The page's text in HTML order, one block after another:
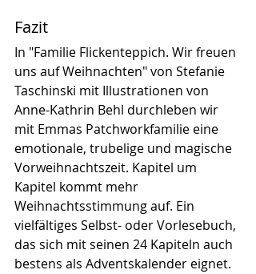
Fazit
In "Familie Flickenteppich. Wir freuen
uns auf Weihnachten" von Stefanie
Taschinski mit Illustrationen von
Anne-Kathrin Behl durchleben wir
mit Emmas Patchworkfamilie eine
emotionale, trubelige und magische
Vorweihnachtszeit. Kapitel um
Kapitel kommt mehr
Weihnachtsstimmung auf. Ein
vielfältiges Selbst- oder Vorlesebuch,
das sich mit seinen 24 Kapiteln auch
bestens als Adventskalender eignet.